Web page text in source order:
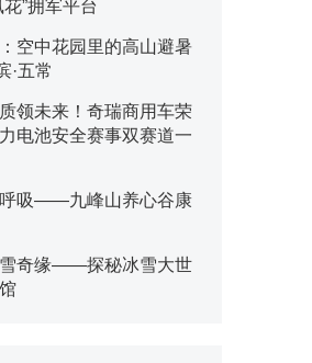
”拥军平台
空中花园里的高山避暑
·五常
领未来！奇瑞商用车荣
电池安全赛事双赛道一
吸——九峰山养心谷康
奇缘——探秘冰雪大世